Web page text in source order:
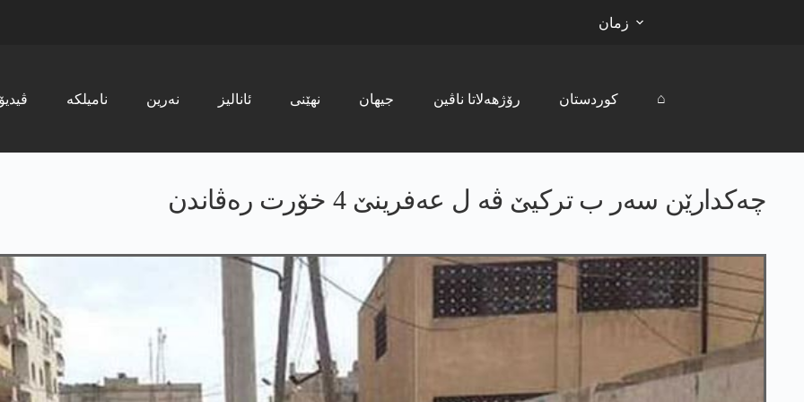
زمان
ڤیدیۆ نامیلکە نەرین ئانالیز نھێنی جیھان رۆژھەلاتا ناڤین کوردستان ⌂
چەکدارێن سەر ب ترکیێ ڤە ل عەفرینێ 4 خۆرت رەڤاندن